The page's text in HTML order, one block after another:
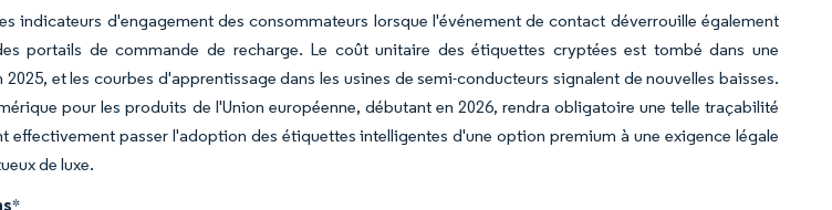
indicateurs d'engagement des consommateurs lorsque l'événement de contact déverrouille également
portails de commande de recharge. Le coût unitaire des étiquettes cryptées est tombé dans une
2025, et les courbes d'apprentissage dans les usines de semi-conducteurs signalent de nouvelles baisses.
pour les produits de l'Union européenne, débutant en 2026, rendra obligatoire une telle traçabilité
effectivement passer l'adoption des étiquettes intelligentes d'une option premium à une exigence légale
de luxe.
*